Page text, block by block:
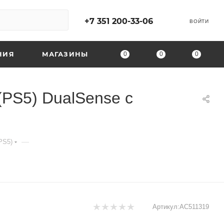
+7 351 200-33-06 ВОЙТИ
0 0 0
МАГАЗИНЫ
DualSense с
—
Артикул:AC511319